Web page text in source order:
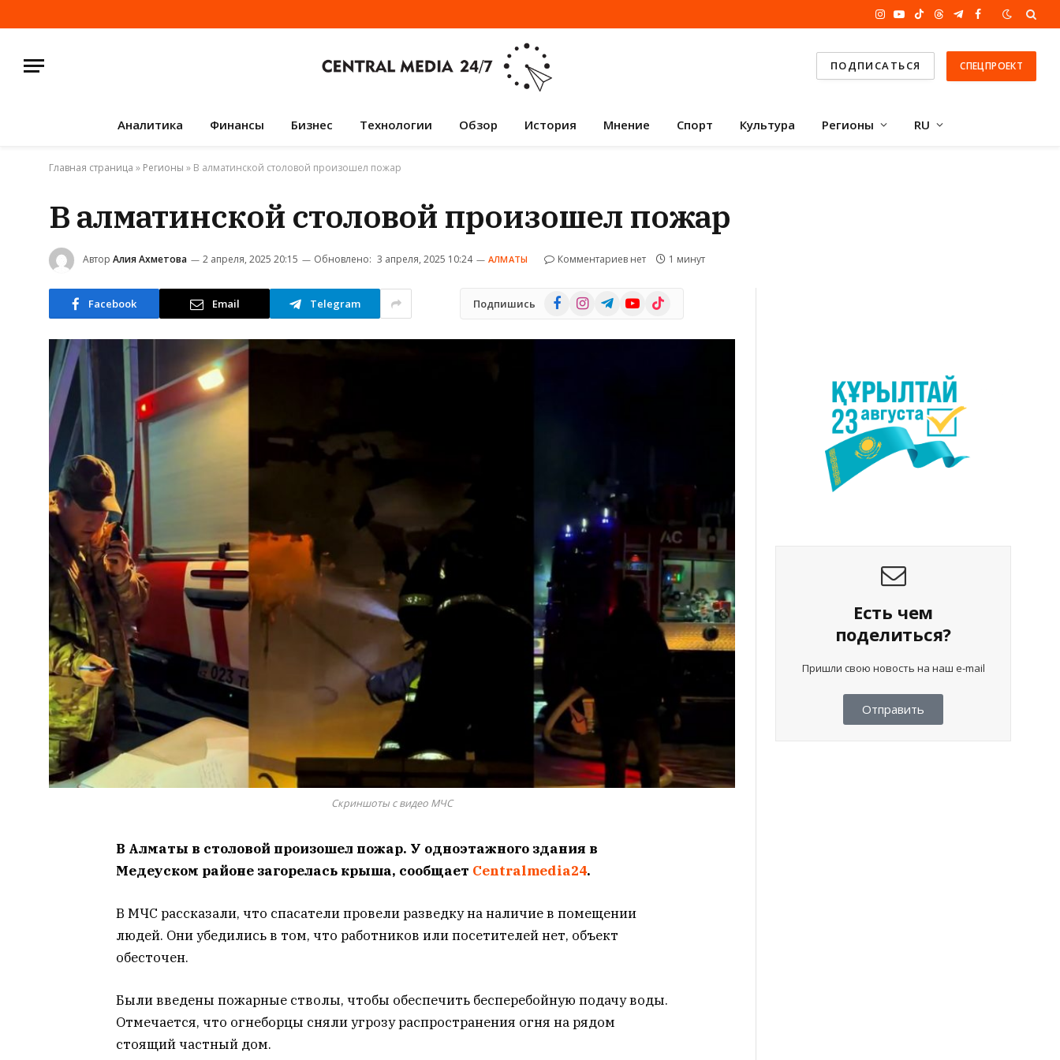
Instagram
YouTube
TikTokThreadsTelegram
Facebook
ПОДПИСАТЬСЯ СПЕЦПРОЕКТ
Аналитика Финансы Бизнес Технологии Обзор История Мнение Спорт Культура Регионы RU
Главная страница » Регионы » В алматинской столовой произошел пожар
В алматинской столовой произошел пожар
Автор Алия Ахметова 2 апреля, 2025 20:15 Обновлено: 3 апреля, 2025 10:24 АЛМАТЫ Комментариев нет 1 минут
Facebook Email Telegram Подпишись FacebookInstagramTelegramYouTube
TikTok
Скриншоты с видео МЧС
В Алматы в столовой произошел пожар. У одноэтажного здания в
Медеуском районе загорелась крыша, сообщает Centralmedia24.
В МЧС рассказали, что спасатели провели разведку на наличие в помещении
людей. Они убедились в том, что работников или посетителей нет, объект
обесточен.
Были введены пожарные стволы, чтобы обеспечить бесперебойную подачу воды.
Отмечается, что огнеборцы сняли угрозу распространения огня на рядом
стоящий частный дом.
Есть чем
поделиться?
Пришли свою новость на наш e-mail
Отправить